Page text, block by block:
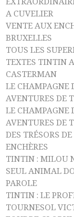
A CUVELIER
VENTE AUX
BRUXELLES
TOUS LES
TEXTES TINTIN
CASTERMAN
LE CHAMPAGNE
AVENTURES DE
LE CHAMPAGNE
AVENTURES DE
DES TRÉSORS
ENCHÈRES
TINTIN : MILOU
SEUL ANIMAL
PAROLE
TINTIN : LE
TOURNESOL